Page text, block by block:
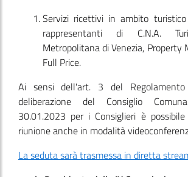
Servizi ricettivi in ambito
rappresentanti di C.N.A.
Metropolitana di Venezia, Property
Full Price.
Ai sensi dell'art. 3 del Regolamento
deliberazione del Consiglio
30.01.2023 per i Consiglieri è
riunione anche in modalità
La seduta sarà trasmessa in diretta